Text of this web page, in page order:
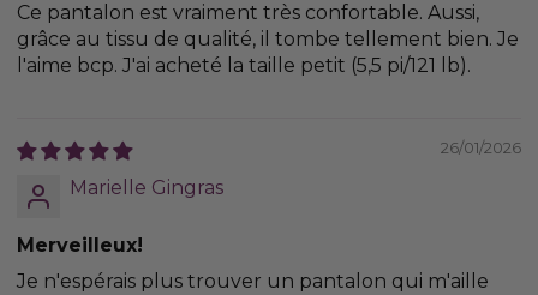
Ce pantalon est vraiment très confortable. Aussi,
grâce au tissu de qualité, il tombe tellement bien. Je
l'aime bcp. J'ai acheté la taille petit (5,5 pi/121 lb).
26/01/2026
Marielle Gingras
Merveilleux!
Je n'espérais plus trouver un pantalon qui m'aille